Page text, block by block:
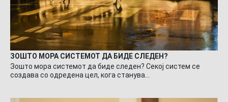
ЗОШТО МОРА СИСТЕМОТ ДА БИДЕ СЛЕДЕН?
Зошто мора системот да биде следен? Секој систем се
создава со одредена цел, кога станува…